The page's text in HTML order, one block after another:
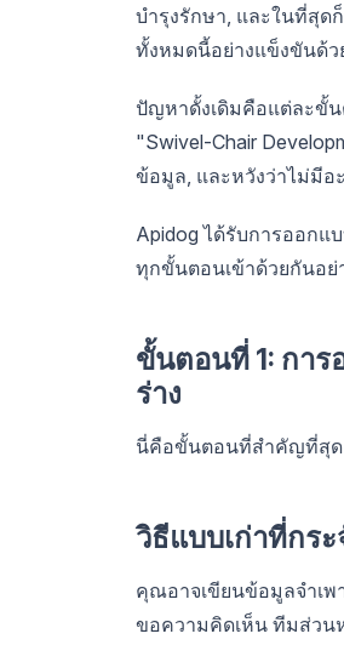
บำรุงรักษา, และในที่สุด
ทั้งหมดนี้อย่างแข็งขันด้
ปัญหาดั้งเดิมคือแต่ละขั้น
"Swivel-Chair
ข้อมูล, และหวังว่าไม่มีอ
Apidog ได้รับการออกแ
ทุกขั้นตอนเข้าด้วยกันอย่
ขั้นตอนที่ 1: การ
ร่าง
นี่คือขั้นตอนที่สำคัญที่สุด
วิธีแบบเก่าที่กร
คุณอาจเขียนข้อมูลจำเพ
ขอความคิดเห็น ทีมส่วนห